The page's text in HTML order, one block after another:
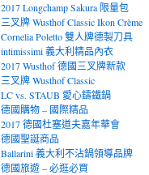
2017 Longchamp Sakura 限量包
三叉牌 Wusthof Classic Ikon Crème
Cornelia Poletto 雙人牌德製刀具
intimissimi 義大利精品內衣
2017 Wusthof 德國三叉牌新款
三叉牌 Wusthof Classic
LC vs. STAUB 愛心鑄鐵鍋
德國購物 – 國際精品
2017 德國杜塞道夫嘉年華會
德國聖誕商品
Ballarini 義大利不沾鍋領導品牌
德國旅遊 – 必逛必買